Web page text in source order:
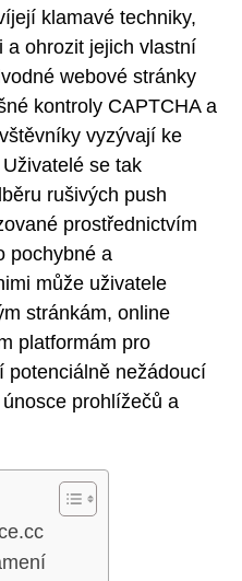
klamavé techniky,
a ohrozit jejich vlastní
webové stránky
kontroly CAPTCHA a
vyzývají ke
se tak
rušivých push
prostřednictvím
pochybné a
může uživatele
stránkám, online
platformám pro
potenciálně nežádoucí
prohlížečů a